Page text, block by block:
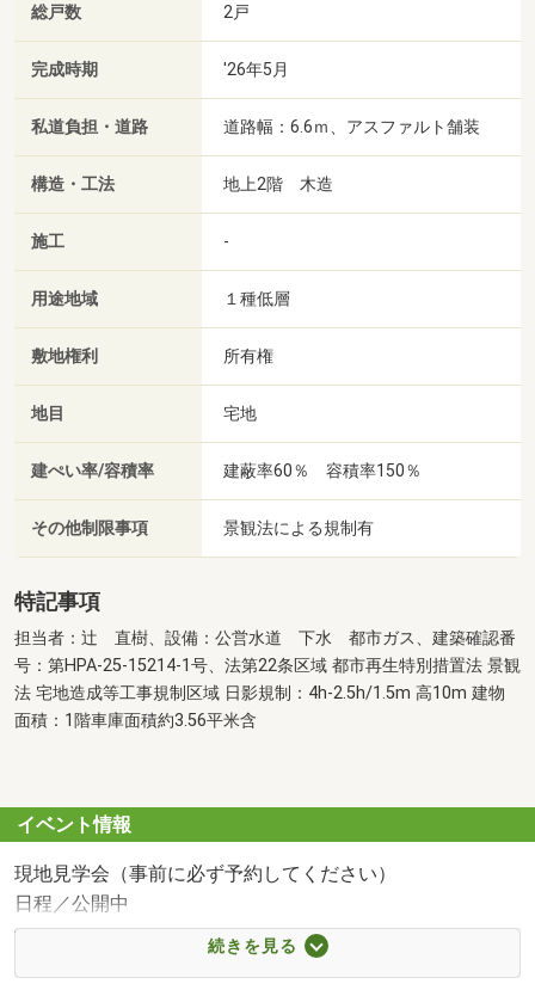
総戸数 2戸
完成時期 '26年5月
私道負担・道路 道路幅：6.6ｍ、アスファルト舗装
構造・工法 地上2階 木造
施工 -
用途地域 １種低層
敷地権利 所有権
地目 宅地
建ぺい率/容積率 建蔽率60％ 容積率150％
その他制限事項 景観法による規制有
特記事項
担当者：辻 直樹、設備：公営水道 下水 都市ガス、建築確認番
号：第HPA-25-15214-1号、法第22条区域 都市再生特別措置法 景観
法 宅地造成等工事規制区域 日影規制：4h-2.5h/1.5m 高10m 建物
面積：1階車庫面積約3.56平米含
イベント情報
現地見学会（事前に必ず予約してください）
日程／公開中
千葉エリアの不動産のことならMEマイホーム計画京葉にお
続きを見る